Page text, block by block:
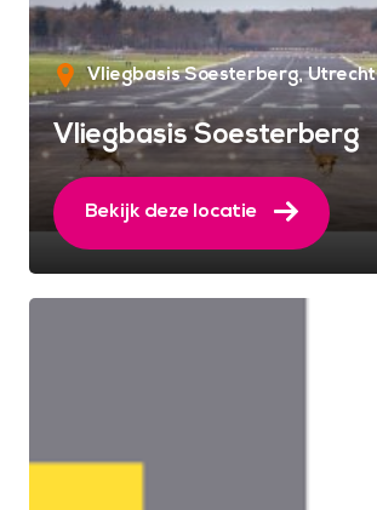
Vliegbasis Soesterberg Utrecht
Vliegbasis Soesterberg
Bekijk deze locatie